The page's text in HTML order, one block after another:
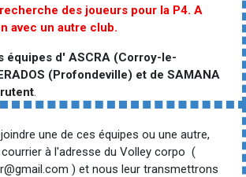
des joueurs pour la P4. A
avec un autre club.
équipes d' ASCRA (Corroy-le-
(Profondeville) et de SAMANA
.
une de ces équipes ou une autre,
à l'adresse du Volley corpo (
) et nous leur transmettrons